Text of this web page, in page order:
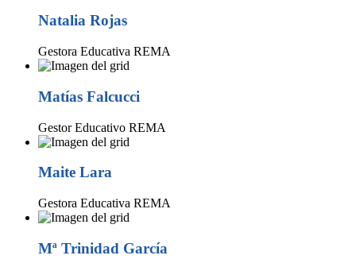
Natalia Rojas
Gestora Educativa REMA
Matías Falcucci
Gestor Educativo REMA
Maite Lara
Gestora Educativa REMA
Mª Trinidad García